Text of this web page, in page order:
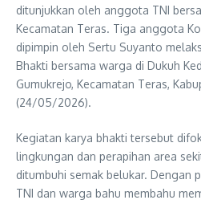
ditunjukkan oleh anggota TNI
Kecamatan Teras. Tiga anggota
dipimpin oleh Sertu Suyanto
Bhakti bersama warga di Dukuh
Gumukrejo, Kecamatan Teras,
(24/05/2026).
Kegiatan karya bhakti tersebut
lingkungan dan perapihan area
ditumbuhi semak belukar. Dengan
TNI dan warga bahu membahu